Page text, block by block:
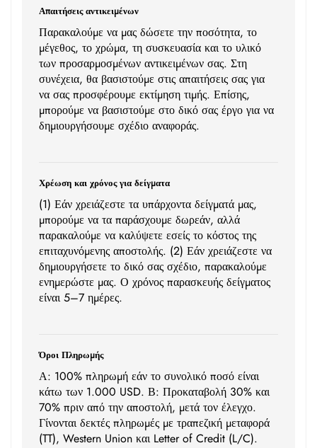
Απαιτήσεις αντικειμένων
Παρακαλούμε να μας δώσετε την ποσότητα, το
μέγεθος, το χρώμα, τη συσκευασία και το υλικό
των προσαρμοσμένων αντικειμένων σας. Στη
συνέχεια, θα βασιστούμε στις απαιτήσεις σας για
να σας προσφέρουμε εκτίμηση τιμής. Επίσης,
μπορούμε να βασιστούμε στο δικό σας έργο για να
δημιουργήσουμε σχέδιο αναφοράς.
Χρέωση και χρόνος για δείγματα
(1) Εάν χρειάζεστε τα υπάρχοντα δείγματά μας,
μπορούμε να τα παράσχουμε δωρεάν, αλλά
παρακαλούμε να καλύψετε εσείς το κόστος της
επιταχυνόμενης αποστολής. (2) Εάν χρειάζεστε να
δημιουργήσετε το δικό σας σχέδιο, παρακαλούμε
ενημερώστε μας. Ο χρόνος παρασκευής δείγματος
είναι 5–7 ημέρες.
Όροι Πληρωμής
Α: 100% πληρωμή εάν το συνολικό ποσό είναι
κάτω των 1.000 USD. Β: Προκαταβολή 30% και
70% πριν από την αποστολή, μετά τον έλεγχο.
Γίνονται δεκτές πληρωμές με τραπεζική μεταφορά
(TT), Western Union και Letter of Credit (L/C).